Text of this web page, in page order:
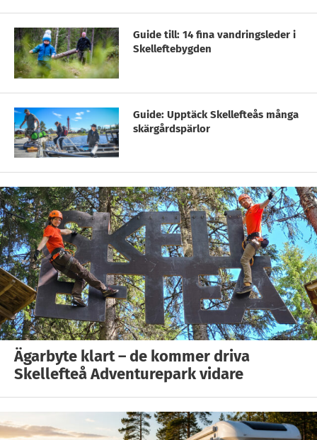
Guide till: 14 fina vandringsleder i
Skelleftebygden
Guide: Upptäck Skellefteås många
skärgårdspärlor
Ägarbyte klart – de kommer driva
Skellefteå Adventurepark vidare